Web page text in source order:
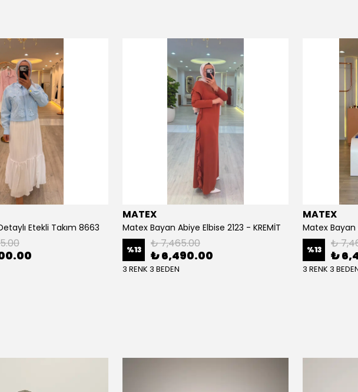
Etekli Takım 8663
MATEX
Matex Bayan Abiye Elbise 2123 - KREMİT
%13 ₺ 7,465.00
₺ 6,490.00
3 RENK 3 BEDEN
MATEX
Matex Bayan
%13 ₺
₺
3 RENK 3